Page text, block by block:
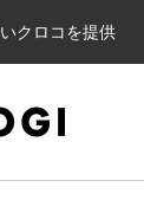
クロコを提供